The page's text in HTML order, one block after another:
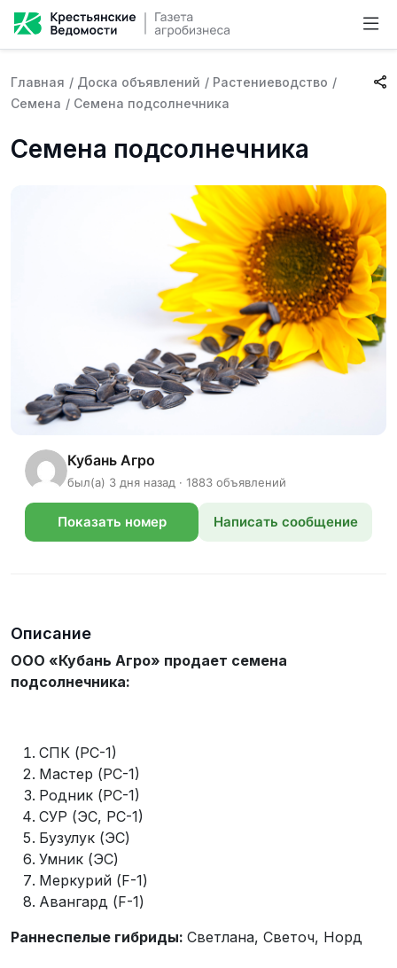
Главная / Доска объявлений / Растениеводство /
Семена / Семена подсолнечника
Семена подсолнечника
Кубань Агро
был(а) 3 дня назад · 1883 объявлений
Показать номер Написать сообщение
Описание
ООО «Кубань Агро» продает семена
подсолнечника:
СПК (РС-1)
Мастер (РС-1)
Родник (РС-1)
СУР (ЭС, РС-1)
Бузулук (ЭС)
Умник (ЭС)
Меркурий (F-1)
Авангард (F-1)
Раннеспелые гибриды: Светлана, Светоч, Норд